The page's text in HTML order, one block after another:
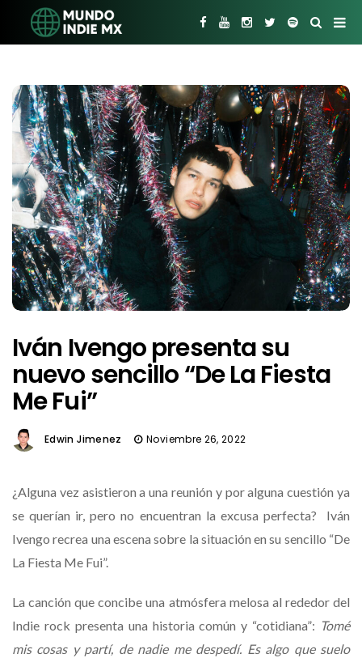
Iván Ivengo presenta su
nuevo sencillo “De La Fiesta
Me Fui”
Edwin Jimenez Noviembre 26, 2022
¿Alguna vez asistieron a una reunión y por alguna cuestión ya
se querían ir, pero no encuentran la excusa perfecta? Iván
Ivengo recrea una escena sobre la situación en su sencillo “De
La Fiesta Me Fui”.
La canción que concibe una atmósfera melosa al rededor del
Indie rock presenta una historia común y “cotidiana”: Tomé
mis cosas y partí, de nadie me despedí. Es algo que suelo